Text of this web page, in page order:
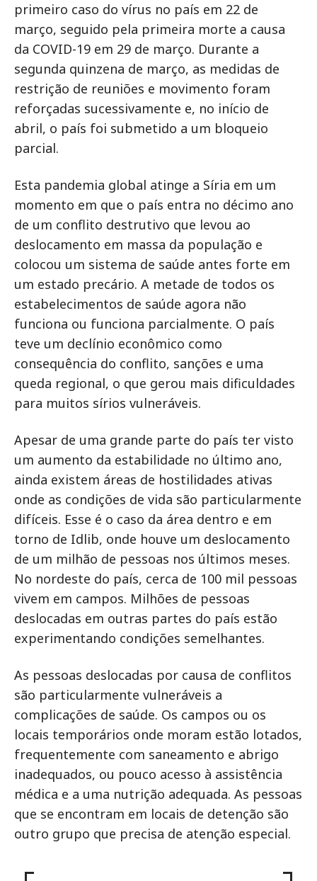
primeiro caso do vírus no país em 22 de
março, seguido pela primeira morte a causa
da COVID-19 em 29 de março. Durante a
segunda quinzena de março, as medidas de
restrição de reuniões e movimento foram
reforçadas sucessivamente e, no início de
abril, o país foi submetido a um bloqueio
parcial.
Esta pandemia global atinge a Síria em um
momento em que o país entra no décimo ano
de um conflito destrutivo que levou ao
deslocamento em massa da população e
colocou um sistema de saúde antes forte em
um estado precário. A metade de todos os
estabelecimentos de saúde agora não
funciona ou funciona parcialmente. O país
teve um declínio econômico como
consequência do conflito, sanções e uma
queda regional, o que gerou mais dificuldades
para muitos sírios vulneráveis.
Apesar de uma grande parte do país ter visto
um aumento da estabilidade no último ano,
ainda existem áreas de hostilidades ativas
onde as condições de vida são particularmente
difíceis. Esse é o caso da área dentro e em
torno de Idlib, onde houve um deslocamento
de um milhão de pessoas nos últimos meses.
No nordeste do país, cerca de 100 mil pessoas
vivem em campos. Milhões de pessoas
deslocadas em outras partes do país estão
experimentando condições semelhantes.
As pessoas deslocadas por causa de conflitos
são particularmente vulneráveis a
complicações de saúde. Os campos ou os
locais temporários onde moram estão lotados,
frequentemente com saneamento e abrigo
inadequados, ou pouco acesso à assistência
médica e a uma nutrição adequada. As pessoas
que se encontram em locais de detenção são
outro grupo que precisa de atenção especial.